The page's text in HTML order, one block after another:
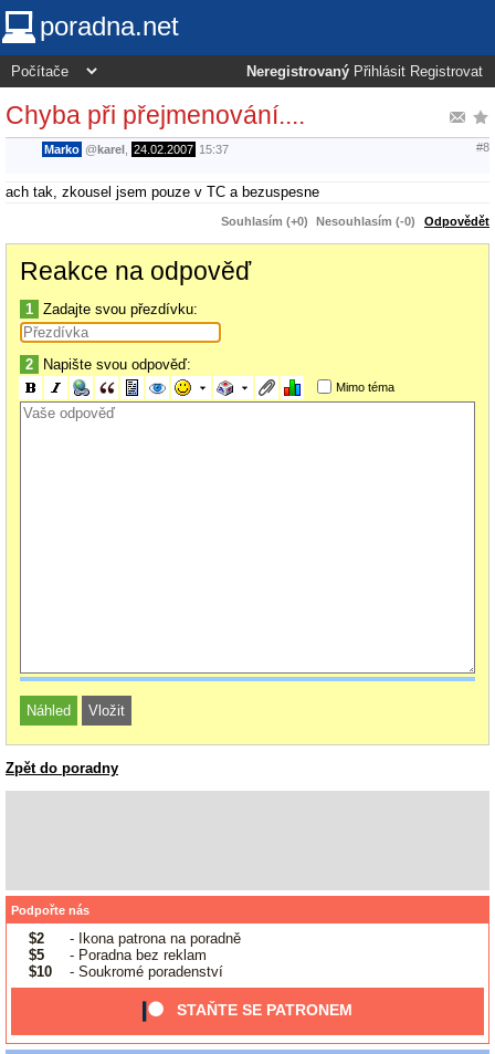
poradna.net
Neregistrovaný Přihlásit Registrovat
Chyba při přejmenování....
Marko @karel 24.02.2007 15:37 #8
ach tak, zkousel jsem pouze v TC a bezuspesne
Souhlasím (+0) Nesouhlasím (-0) Odpovědět
Reakce na odpověď
1 Zadajte svou přezdívku:
2 Napište svou odpověď:
Mimo téma
Zpět do poradny
Podpořte nás
$2
- Ikona patrona na poradně
$5
- Poradna bez reklam
$10
- Soukromé poradenství
STAŇTE SE PATRONEM